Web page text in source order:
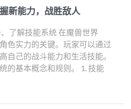
新能力，战胜敌人
了解技能系统 在魔兽世界
色实力的关键。玩家可以通过
自己的战斗能力和生活技能。
的基本概念和规则。 1. 技能